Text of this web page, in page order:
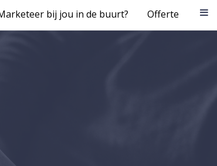
bij jou in de buurt? Offerte